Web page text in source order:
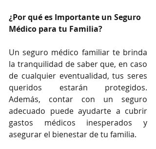
¿Por qué es Importante un Seguro
Médico para tu Familia?
Un seguro médico familiar te brinda
la tranquilidad de saber que, en caso
de cualquier eventualidad, tus seres
queridos estarán protegidos.
Además, contar con un seguro
adecuado puede ayudarte a cubrir
gastos médicos inesperados y
asegurar el bienestar de tu familia.